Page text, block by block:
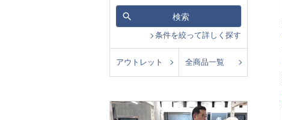
検索
条件を絞って詳しく探す
アウトレット 全商品一覧